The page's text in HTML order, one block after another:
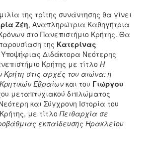
της τρίτης συνάντησης θα γίνει
Ζέη, Αναπληρώτρια Καθηγήτρια
στο Πανεπιστήμιο Κρήτης. Θα
της Κατερίνας
Υποψήφιας Διδάκτορα Νεότερης
Κρήτης με τίτλο Η
Κρήτη στις αρχές του αιώνα: η
Εβραίων και του Γιώργου
μεταπτυχιακού διπλώματος
και Σύγχρονη Ιστορία του
με τίτλο Πειθαρχία σε
εκπαίδευσης Ηρακλείου